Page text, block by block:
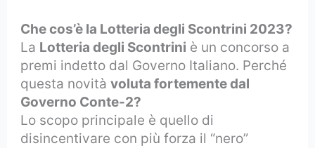
Che cos’è la Lotteria degli Scontrini 2023?
La Lotteria degli Scontrini è un concorso a
premi indetto dal Governo Italiano. Perché
questa novitàvoluta fortemente dal
Governo Conte-2?
Lo scopo principale è quello di
disincentivare con più forza il “nero”